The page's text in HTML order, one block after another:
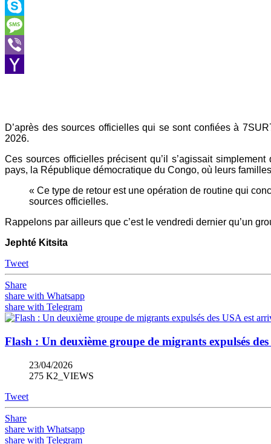
Outlook.com
Skype
Message
Viber
D’après des sources officielles qui se sont confiées à
2026.
Ces sources officielles précisent qu’il s’agissait
pays, la République démocratique du Congo, où leurs
« Ce type de retour est une opération de routine qui
sources officielles.
Rappelons par ailleurs que c’est le vendredi dernier qu’un
Jephté Kitsita
Tweet
Share
share with Whatsapp
share with Telegram
Flash : Un deuxième groupe de migrants expulsés
23/04/2026
275 K2_VIEWS
Tweet
Share
share with Whatsapp
share with Telegram